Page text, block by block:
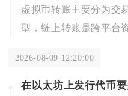
虚拟币转账主要分为交
型，链上转账是跨平台
2026-08-09 12:20:00
在以太坊上发行代币